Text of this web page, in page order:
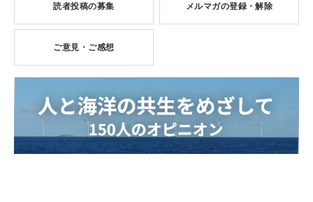
読者投稿の募集 メルマガの登録・解除
ご意見・ご感想